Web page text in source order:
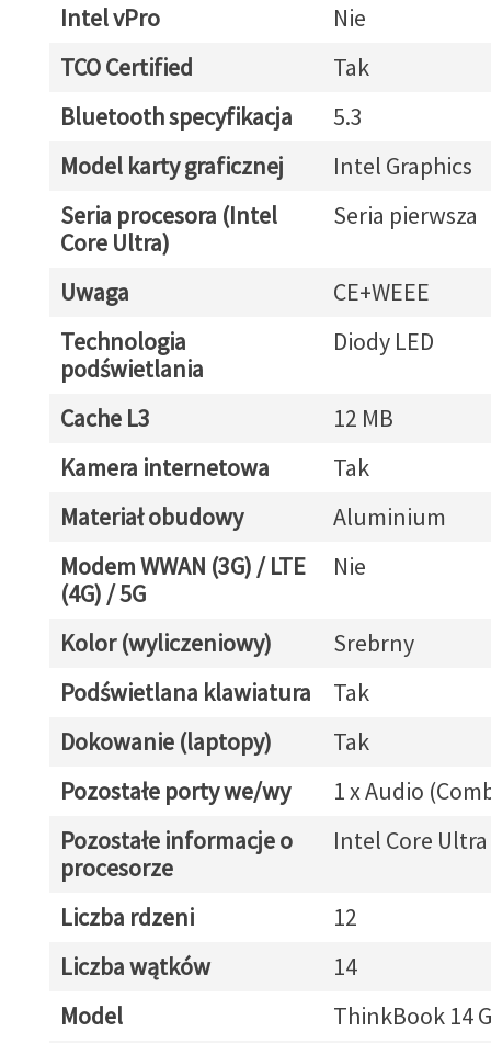
Intel vPro
Nie
TCO Certified
Tak
Bluetooth specyfikacja
5.3
Model karty graficznej
Intel Graphics
Seria procesora (Intel
Core Ultra)
Seria pierwsza
Uwaga
CE+WEEE
Technologia
podświetlania
Diody LED
Cache L3
12 MB
Kamera internetowa
Tak
Materiał obudowy
Aluminium
Modem WWAN (3G) / LTE
(4G) / 5G
Nie
Kolor (wyliczeniowy)
Srebrny
Podświetlana klawiatura
Tak
Dokowanie (laptopy)
Tak
Pozostałe porty we/wy
1 x Audio
Pozostałe informacje o
procesorze
Intel Core Ultra
Liczba rdzeni
12
Liczba wątków
14
Model
ThinkBook 14